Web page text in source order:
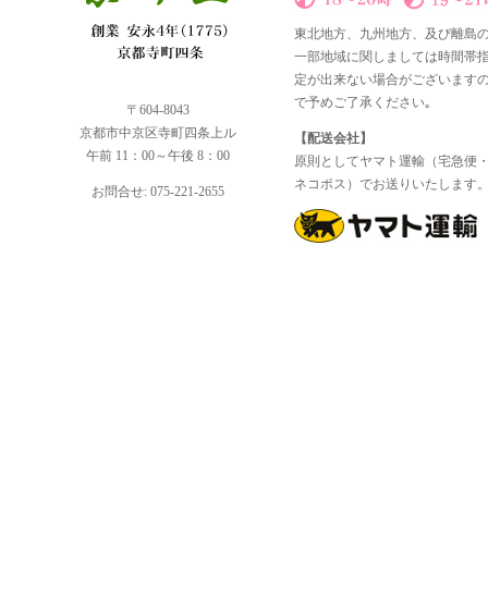
〒604-8043
京都市中京区寺町四条上ル
午前 11：00～午後 8：00
お問合せ: 075-221-2655
東北地方、九州地方、及び離島
一部地域に関しましては時間帯
定が出来ない場合がございます
で予めご了承ください｡
【配送会社】
原則としてヤマト運輸（宅急便
ネコポス）でお送りいたします